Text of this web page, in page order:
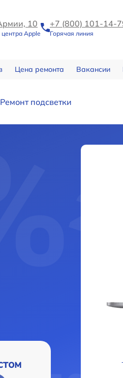
10
Apple
+7 (800) 101-14-
Горячая линия
Цена ремонта Вакансии
Ремонт подсветки